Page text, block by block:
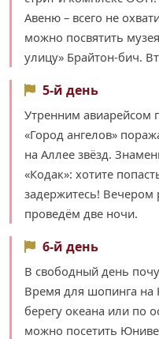
Авеню – всего не
можно посвятить
улицу» Брайтон-бич.
5-й день
Утренним авиарейсом
«Город ангелов»
на Аллее звёзд.
«Кодак»: хотите
задержитесь! Вечером
проведём две ночи.
6-й день
В свободный день
Время для шопинга на
берегу океана или по
можно посетить